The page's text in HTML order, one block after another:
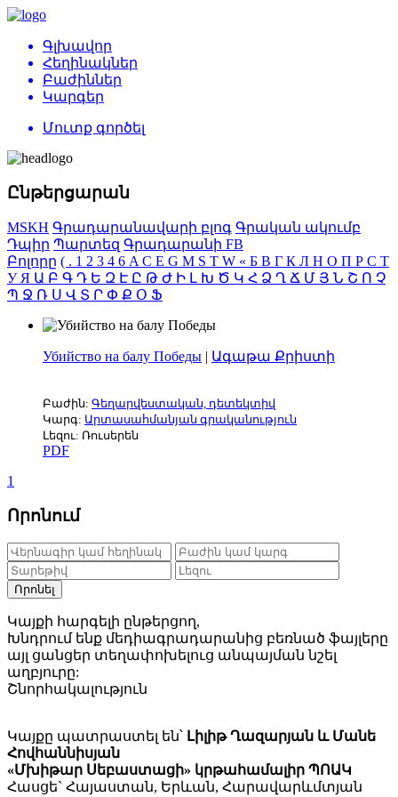
Գլխավոր
Հեղինակներ
Բաժիններ
Կարգեր
Մուտք գործել
Ընթերցարան
MSKH Գրադարանավարի բլոգ Գրական ակումբ
Դպիր Պարտեզ Գրադարանի FB
Բոլորը ( . 1 2 3 4 6 AC E G M S T W « Б В Г К Л Н О П Р С Т
УЯ Ա Բ Գ Դ Ե Զ Է Ը Թ Ժ Ի Լ Խ Ծ Կ Հ Ձ Ղ Ճ Մ Յ Ն Շ Ո Չ
Պ Ջ Ռ Ս Վ Տ Ր Փ Ք Օ Ֆ
Убийство на балу Победы | Ագաթա Քրիստի
Բաժին: Գեղարվեստական, դետեկտիվ
Կարգ: Արտասահմանյան գրականություն
Լեզու: Ռուսերեն
PDF
1
Որոնում
Որոնել
Կայքի հարգելի ընթերցող,
Խնդրում ենք մեդիագրադարանից բեռնած ֆայլերը
այլ ցանցեր տեղափոխելուց անպայման նշել
աղբյուրը:
Շնորհակալություն
Կայքը պատրաստել են՝ Լիլիթ Ղազարյան և Մանե
Հովհաննիսյան
«Մխիթար Սեբաստացի» կրթահամալիր ՊՈԱԿ
Հասցե` Հայաստան, Երևան, Հարավարևմտյան